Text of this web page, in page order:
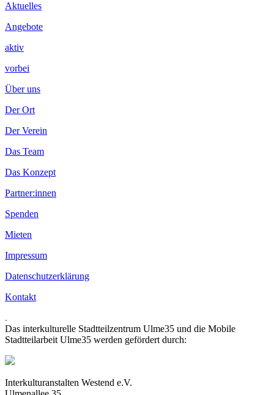
Aktuelles
Angebote
aktiv
vorbei
Über uns
Der Ort
Der Verein
Das Team
Das Konzept
Partner:innen
Spenden
Mieten
Impressum
Datenschutzerklärung
Kontakt
.
Das interkulturelle Stadtteilzentrum Ulme35 und die Mobile
Stadtteilarbeit Ulme35 werden gefördert durch:
Interkulturanstalten Westend e.V.